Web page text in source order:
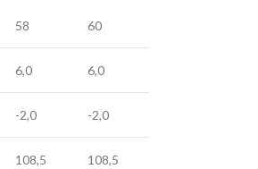
58 60
6,0 6,0
-2,0 -2,0
108,5 108,5